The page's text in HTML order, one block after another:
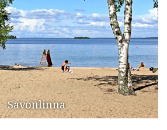
Savonlinna